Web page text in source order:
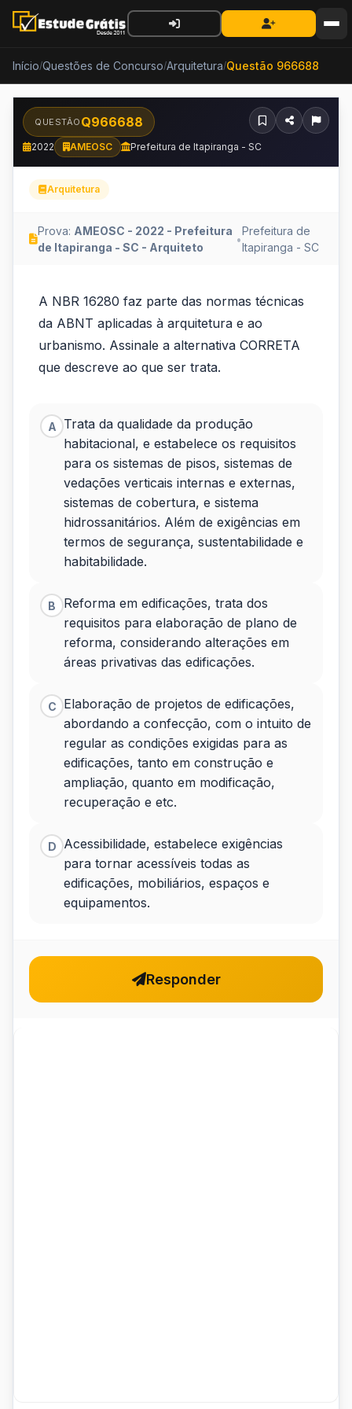
Início/Questões de Concurso/Arquitetura/Questão 966688
QUESTÃO Q966688
2022 AMEOSC Prefeitura de Itapiranga - SC
Arquitetura
Prova: AMEOSC - 2022 - Prefeitura
de Itapiranga - SC - Arquiteto
•
Prefeitura de
Itapiranga - SC
A
NBR
16280
faz
parte
das
normas
técnicas
ABNT
A NBR 16280 faz parte das normas técnicas
da ABNT aplicadas à arquitetura e ao
urbanismo. Assinale a alternativa CORRETA
que descreve ao que ser trata.
A
Trata da qualidade da produção
habitacional, e estabelece os requisitos
para os sistemas de pisos, sistemas de
vedações verticais internas e externas,
sistemas de cobertura, e sistema
hidrossanitários. Além de exigências em
termos de segurança, sustentabilidade e
habitabilidade.
B
Reforma em edificações, trata dos
requisitos para elaboração de plano de
reforma, considerando alterações em
áreas privativas das edificações.
C
Elaboração de projetos de edificações,
abordando a confecção, com o intuito de
regular as condições exigidas para as
edificações, tanto em construção e
ampliação, quanto em modificação,
recuperação e etc.
D
Acessibilidade, estabelece exigências
para tornar acessíveis todas as
edificações, mobiliários, espaços e
equipamentos.
Responder